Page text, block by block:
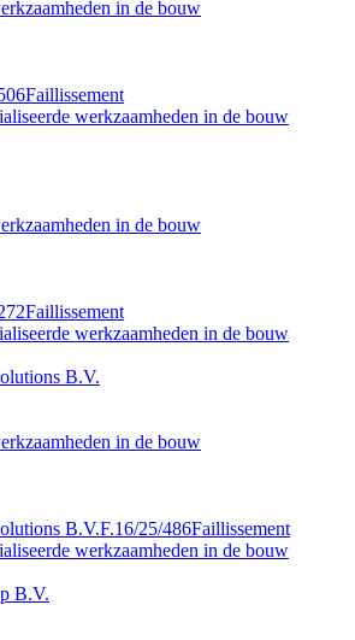
in de bouw
Faillissement
werkzaamheden in de bouw
in de bouw
Faillissement
werkzaamheden in de bouw
B.V.
in de bouw
B.V.F.16/25/486Faillissement
werkzaamheden in de bouw
B.V.